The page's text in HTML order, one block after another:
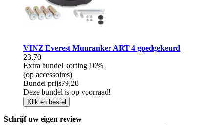
VINZ Everest Muuranker ART 4 goedgekeurd
23,70
Extra bundel korting 10%
(op accessoires)
Bundel prijs79,28
Deze bundel is op voorraad!
Klik en bestel
Schrijf uw eigen review